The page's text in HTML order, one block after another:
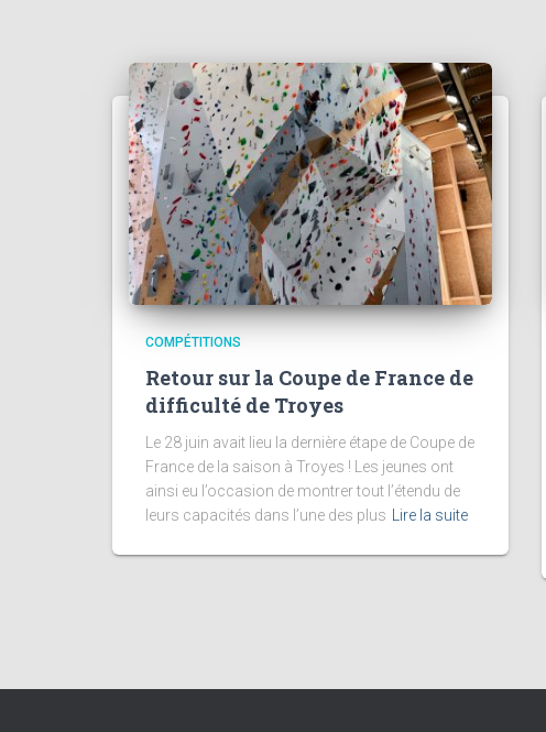
COMPÉTITIONS
Retour sur la Coupe de France de
difficulté de Troyes
Le 28 juin avait lieu la dernière étape de Coupe de
France de la saison à Troyes ! Les jeunes ont
ainsi eu l’occasion de montrer tout l’étendu de
leurs capacités dans l’une des plus Lire la suite